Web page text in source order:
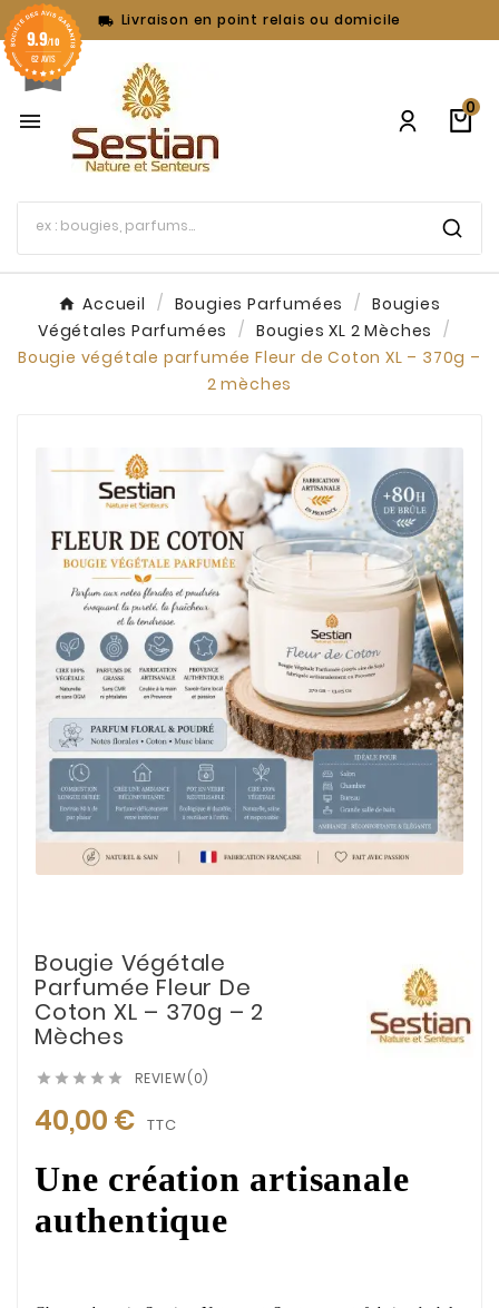
 Livraison en point relais ou domicile

0
Accueil Bougies Parfumées
Bougies
Végétales Parfumées
Bougies XL 2 Mèches
Bougie végétale parfumée Fleur de Coton XL – 370g –
2 mèches
Bougie Végétale
Parfumée Fleur De
Coton XL – 370g – 2
Mèches
     REVIEW(0)
40,00 € TTC
Une création artisanale
authentique
9.9/10
62 AVIS